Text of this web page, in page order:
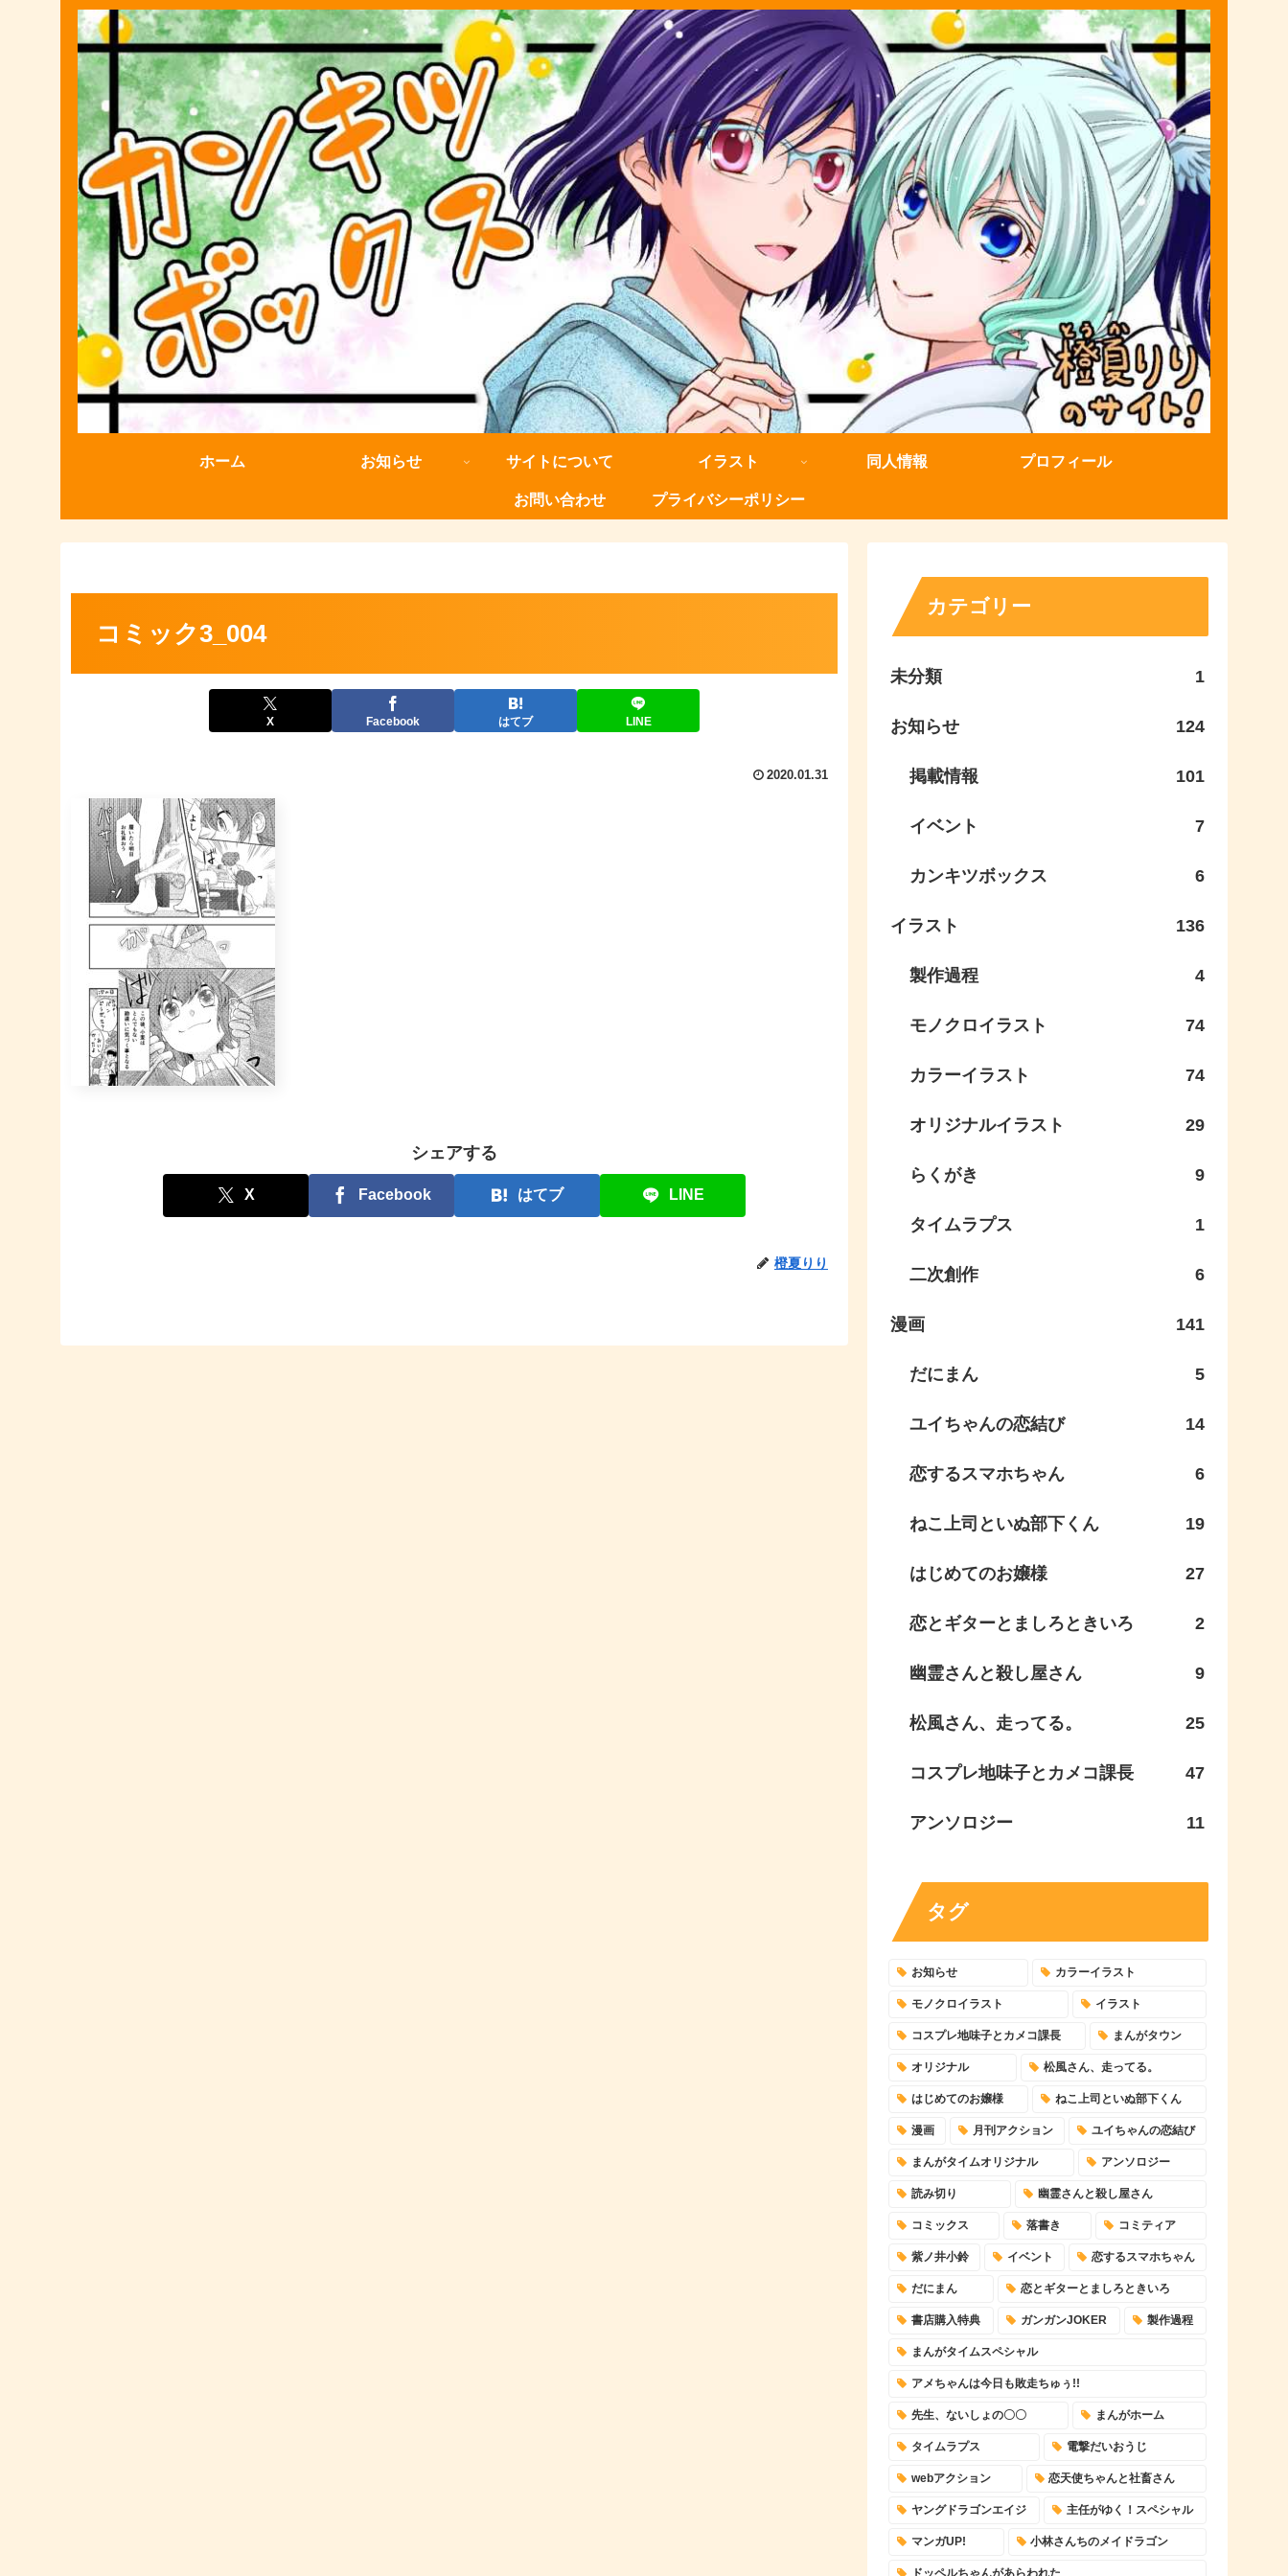
ホーム お知らせ サイトについて イラスト 同人情報 プロフィール
お問い合わせ プライバシーポリシー
コミック3_004
X Facebook はてブ LINE
2020.01.31
シェアする
X Facebook はてブ LINE
橙夏りり
カテゴリー
未分類 1
お知らせ 124
掲載情報 101
イベント 7
カンキツボックス 6
イラスト 136
製作過程 4
モノクロイラスト 74
カラーイラスト 74
オリジナルイラスト 29
らくがき 9
タイムラプス 1
二次創作 6
漫画 141
だにまん 5
ユイちゃんの恋結び 14
恋するスマホちゃん 6
ねこ上司といぬ部下くん 19
はじめてのお嬢様 27
恋とギターとましろときいろ 2
幽霊さんと殺し屋さん 9
松風さん、走ってる。 25
コスプレ地味子とカメコ課長 47
アンソロジー 11
タグ
お知らせ カラーイラスト
モノクロイラスト イラスト
コスプレ地味子とカメコ課長 まんがタウン
オリジナル 松風さん、走ってる。
はじめてのお嬢様 ねこ上司といぬ部下くん
漫画 月刊アクション ユイちゃんの恋結び
まんがタイムオリジナル アンソロジー
読み切り 幽霊さんと殺し屋さん
コミックス 落書き コミティア
紫ノ井小鈴 イベント 恋するスマホちゃん
だにまん 恋とギターとましろときいろ
書店購入特典 ガンガンJOKER 製作過程
まんがタイムスペシャル
アメちゃんは今日も敗走ちゅぅ!!
先生、ないしょの〇〇 まんがホーム
タイムラプス 電撃だいおうじ
webアクション 恋天使ちゃんと社畜さん
ヤングドラゴンエイジ 主任がゆく！スペシャル
マンガUP! 小林さんちのメイドラゴン